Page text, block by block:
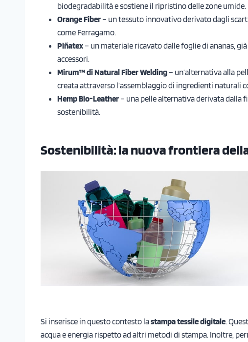
biodegradabilità e sostiene il ripristino delle zone umide.
Orange Fiber – un tessuto innovativo derivato dagli
come Ferragamo.
Piñatex – un materiale ricavato dalle foglie di ananas,
accessori.
Mirum™ di Natural Fiber Welding – un’alternativa alla
creata attraverso l’assemblaggio di ingredienti naturali
Hemp Bio-Leather – una pelle alternativa derivata dalla
sostenibilità.
Sostenibilità: la nuova frontiera
Si inserisce in questo contesto lastampa tessile digitale.
acqua e energia rispetto ad altri metodi di stampa. Inoltre,